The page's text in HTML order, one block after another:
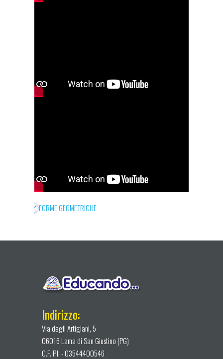
FORME GEOMETRICHE
Indirizzo:
Via degli Artigiani, 5
06016 Lama di San Giustino (PG)
C.F. P.I. - 03544400546